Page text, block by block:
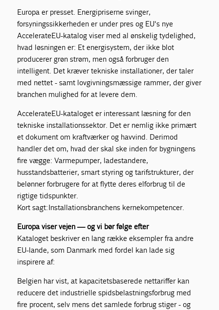
Europa er presset. Energipriserne svinger,
forsyningssikkerheden er under pres og EU's nye
AccelerateEU-katalog viser med al ønskelig tydelighed,
hvad løsningen er: Et energisystem, der ikke blot
producerer grøn strøm, men også forbruger den
intelligent. Det kræver tekniske installationer, der taler
med nettet - samt lovgivningsmæssige rammer, der giver
branchen mulighed for at levere dem.
AccelerateEU-kataloget er interessant læsning for den
tekniske installationssektor. Det er nemlig ikke primært
et dokument om kraftværker og havvind. Derimod
handler det om, hvad der skal ske inden for bygningens
fire vægge: Varmepumper, ladestandere,
husstandsbatterier, smart styring og tarifstrukturer, der
belønner forbrugere for at flytte deres elforbrug til de
rigtige tidspunkter.
Kort sagt: Installationsbranchens kernekompetencer.
Europa viser vejen — og vi bør følge efter
Kataloget beskriver en lang række eksempler fra andre
EU-lande, som Danmark med fordel kan lade sig
inspirere af:
Belgien har vist, at kapacitetsbaserede nettariffer kan
reducere det industrielle spidsbelastningsforbrug med
fire procent, selv mens det samlede forbrug stiger - og